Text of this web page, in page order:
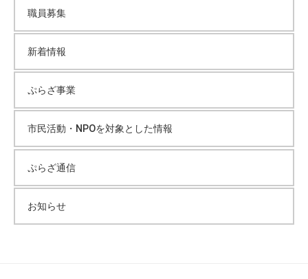
職員募集
新着情報
ぷらざ事業
市民活動・NPOを対象とした情報
ぷらざ通信
お知らせ